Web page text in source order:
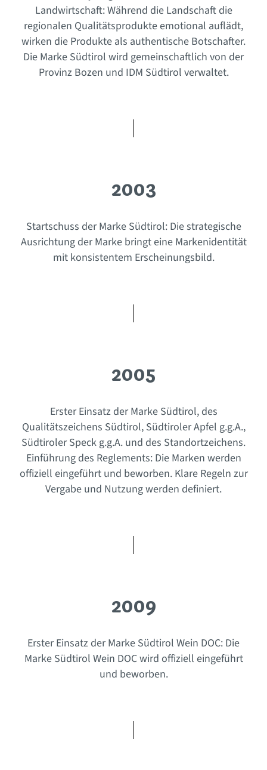
Landwirtschaft: Während die Landschaft die
regionalen Qualitätsprodukte emotional auflädt,
wirken die Produkte als authentische Botschafter.
Die Marke Südtirol wird gemeinschaftlich von der
Provinz Bozen und IDM Südtirol verwaltet.
2003
Startschuss der Marke Südtirol: Die strategische
Ausrichtung der Marke bringt eine Markenidentität
mit konsistentem Erscheinungsbild.
2005
Erster Einsatz der Marke Südtirol, des
Qualitätszeichens Südtirol, Südtiroler Apfel g.g.A.,
Südtiroler Speck g.g.A. und des Standortzeichens.
Einführung des Reglements: Die Marken werden
offiziell eingeführt und beworben. Klare Regeln zur
Vergabe und Nutzung werden definiert.
2009
Erster Einsatz der Marke Südtirol Wein DOC: Die
Marke Südtirol Wein DOC wird offiziell eingeführt
und beworben.